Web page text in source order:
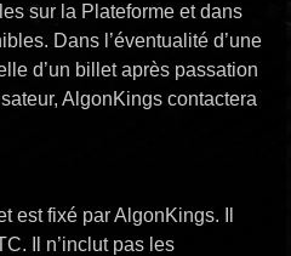
sur la Plateforme et dans
Dans l’éventualité d’une
d’un billet après passation
AlgonKings contactera
est fixé par AlgonKings. Il
Il n’inclut pas les